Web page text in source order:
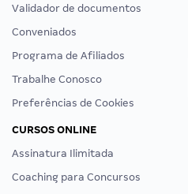
Validador de documentos
Conveniados
Programa de Afiliados
Trabalhe Conosco
Preferências de Cookies
CURSOS ONLINE
Assinatura Ilimitada
Coaching para Concursos